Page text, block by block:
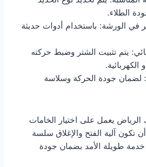
الطلاء.
في الورشة: باستخدام أدوات حديثة
يتم تثبيت الشتر وضبط حركته
الكهربائية.
لضمان جودة الحركة وسلاسة
يعمل على اختيار الخامات
تكون آلية الفتح والإغلاق سلسة
خدمة طويلة الأمد بضمان جودة